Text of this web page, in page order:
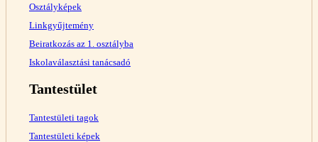
Osztályképek
Linkgyűjtemény
Beiratkozás az 1. osztályba
Iskolaválasztási tanácsadó
Tantestület
Tantestületi tagok
Tantestületi képek